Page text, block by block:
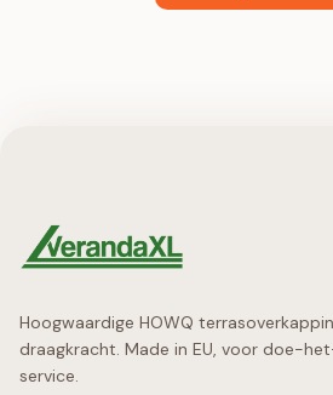
Hoogwaardige HOWQ
draagkracht. Made in EU, voor doe-
service.